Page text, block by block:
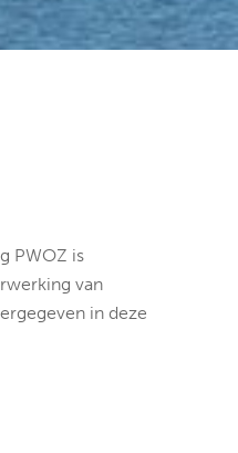
PWOZ is
van
in deze